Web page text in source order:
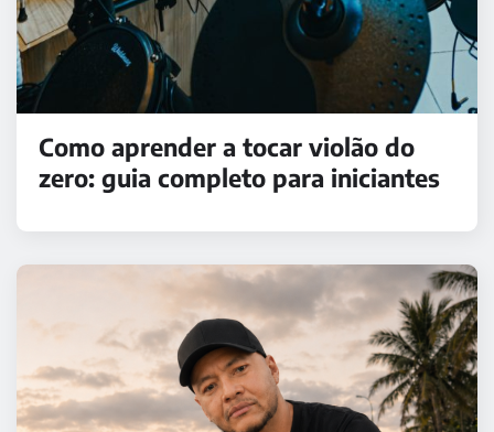
Como aprender a tocar violão do
zero: guia completo para iniciantes